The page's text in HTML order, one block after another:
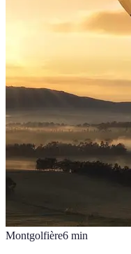
Montgolfière6 min